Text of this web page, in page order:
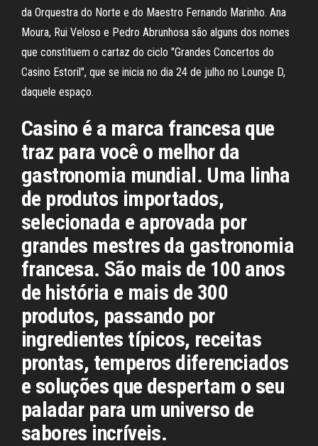
da Orquestra do Norte e do Maestro Fernando Marinho. Ana
Moura, Rui Veloso e Pedro Abrunhosa são alguns dos nomes
que constituem o cartaz do ciclo "Grandes Concertos do
Casino Estoril", que se inicia no dia 24 de julho no Lounge D,
daquele espaço.
Casino é a marca francesa que
traz para você o melhor da
gastronomia mundial. Uma linha
de produtos importados,
selecionada e aprovada por
grandes mestres da gastronomia
francesa. São mais de 100 anos
de história e mais de 300
produtos, passando por
ingredientes típicos, receitas
prontas, temperos diferenciados
e soluções que despertam o seu
paladar para um universo de
sabores incríveis.